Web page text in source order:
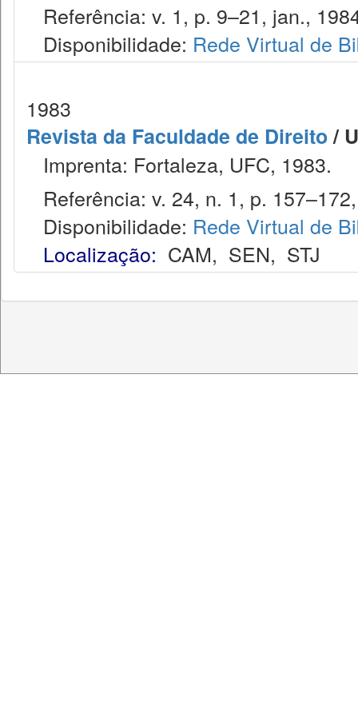
Referência: v. 1, p. 9–21, jan.,
Disponibilidade: Rede Virtual de
1983
Revista da Faculdade de Direito/
Imprenta: Fortaleza, UFC, 1983.
Referência: v. 24, n. 1, p.
Disponibilidade: Rede Virtual de
Localização: CAM, SEN, STJ